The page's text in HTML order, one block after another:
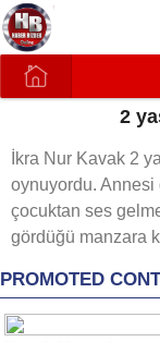
2
İkra Nur Kavak 2
oynuyordu. Annesi
çocuktan ses
gördüğü manzara